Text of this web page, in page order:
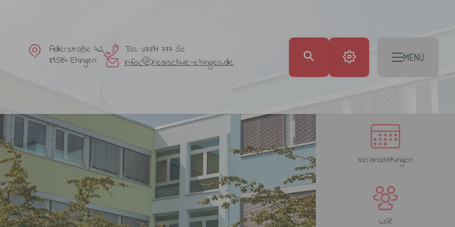
Adlerstraße 42,
89584 Ehingen
Tel.: 07391 777 50
info(@)realschule-ehingen.de
MENÜ
Veranstaltungen
WIR